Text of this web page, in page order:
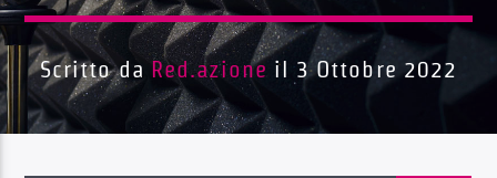
Traccia corrente
Titolo
Artista
Scritto da Red.azione il 3 Ottobre 2022